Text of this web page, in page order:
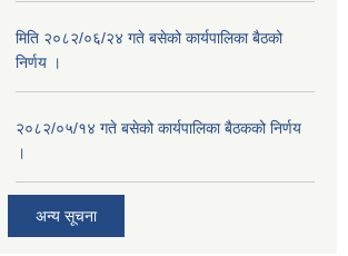
मिति २०८२/०६/२४ गते बसेको कार्यपालिका बैठको
निर्णय ।
२०८२/०५/१४ गते बसेको कार्यपालिका बैठकको निर्णय
।
अन्य सूचना